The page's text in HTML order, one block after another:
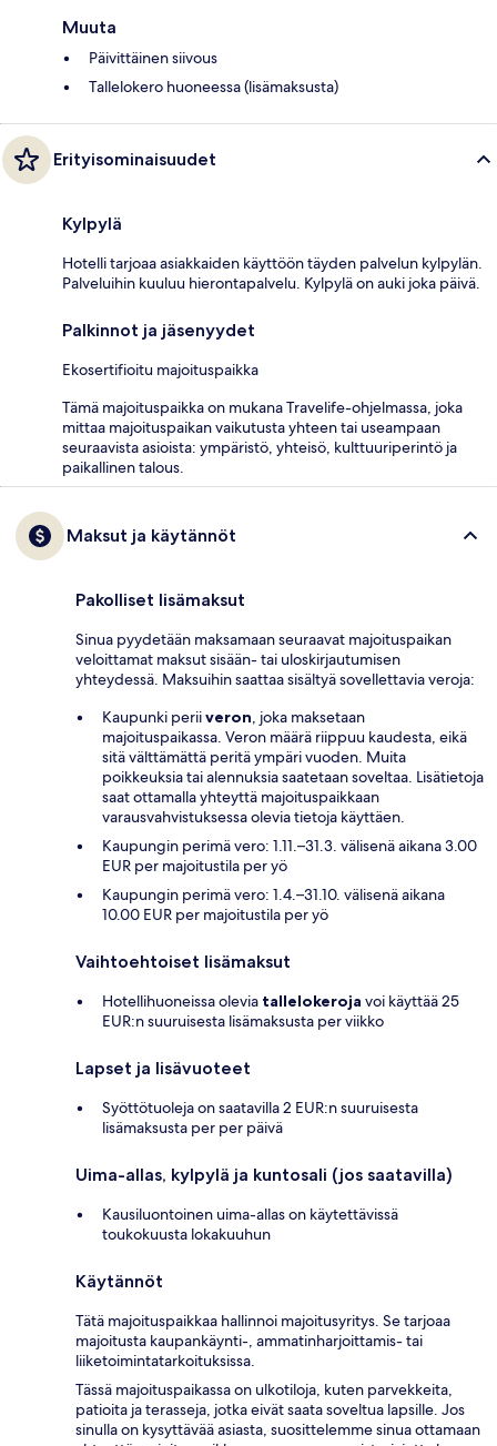
Muuta
Päivittäinen siivous
Tallelokero huoneessa (lisämaksusta)
Erityisominaisuudet
Kylpylä
Hotelli tarjoaa asiakkaiden käyttöön täyden palvelun kylpylän.
Palveluihin kuuluu hierontapalvelu. Kylpylä on auki joka päivä.
Palkinnot ja jäsenyydet
Ekosertifioitu majoituspaikka
Tämä majoituspaikka on mukana Travelife-ohjelmassa, joka
mittaa majoituspaikan vaikutusta yhteen tai useampaan
seuraavista asioista: ympäristö, yhteisö, kulttuuriperintö ja
paikallinen talous.
Maksut ja käytännöt
Pakolliset lisämaksut
Sinua pyydetään maksamaan seuraavat majoituspaikan
veloittamat maksut sisään- tai uloskirjautumisen
yhteydessä. Maksuihin saattaa sisältyä sovellettavia veroja:
Kaupunki periiveron, joka maksetaan
majoituspaikassa. Veron määrä riippuu kaudesta, eikä
sitä välttämättä peritä ympäri vuoden. Muita
poikkeuksia tai alennuksia saatetaan soveltaa. Lisätietoja
saat ottamalla yhteyttä majoituspaikkaan
varausvahvistuksessa olevia tietoja käyttäen.
Kaupungin perimä vero: 1.11.–31.3. välisenä aikana 3.00
EUR per majoitustila per yö
Kaupungin perimä vero: 1.4.–31.10. välisenä aikana
10.00 EUR per majoitustila per yö
Vaihtoehtoiset lisämaksut
Hotellihuoneissa olevia tallelokeroja voi käyttää 25
EUR:n suuruisesta lisämaksusta per viikko
Lapset ja lisävuoteet
Syöttötuoleja on saatavilla 2 EUR:n suuruisesta
lisämaksusta per per päivä
Uima-allas, kylpylä ja kuntosali (jos saatavilla)
Kausiluontoinen uima-allas on käytettävissä
toukokuusta lokakuuhun
Käytännöt
Tätä majoituspaikkaa hallinnoi majoitusyritys. Se tarjoaa
majoitusta kaupankäynti-, ammatinharjoittamis- tai
liiketoimintatarkoituksissa.
Tässä majoituspaikassa on ulkotiloja, kuten parvekkeita,
patioita ja terasseja, jotka eivät saata soveltua lapsille. Jos
sinulla on kysyttävää asiasta, suosittelemme sinua ottamaan